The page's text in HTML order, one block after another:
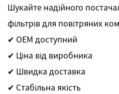
Шукайте надійного
фільтрів для повітряних
✔ OEM доступний
✔ Ціна від виробника
✔ Швидка доставка
✔ Стабільна якість